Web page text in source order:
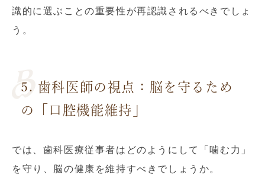
識的に選ぶことの重要性が再認識されるべきでしょ
う。
5. 歯科医師の視点：脳を守るため
の「口腔機能維持」
では、歯科医療従事者はどのようにして「噛む力」
を守り、脳の健康を維持すべきでしょうか。